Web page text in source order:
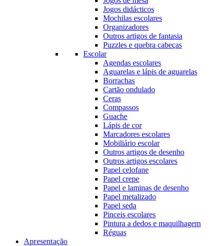
Jogos didácticos
Mochilas escolares
Organizadores
Outros artigos de fantasia
Puzzles e quebra cabeças
Escolar
Agendas escolares
Aguarelas e lápis de aguarelas
Borrachas
Cartão ondulado
Ceras
Compassos
Guache
Lápis de cor
Marcadores escolares
Mobiliário escolar
Outros artigos de desenho
Outros artigos escolares
Papel celofane
Papel crepe
Papel e laminas de desenho
Papel metalizado
Papel seda
Pinceis escolares
Pintura a dedos e maquilhagem
Réguas
Apresentação